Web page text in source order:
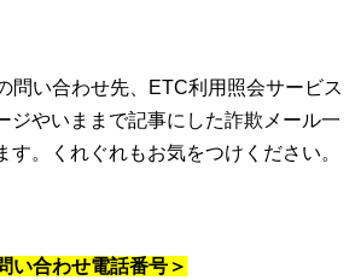
問い合わせ先、ETC利用照会サービス
ジやいままで記事にした詐欺メール一
す。くれぐれもお気をつけください。
い合わせ電話番号＞